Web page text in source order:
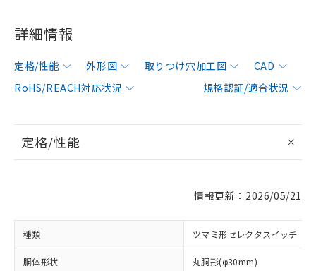
詳細情報
定格/性能 外形図 取りつけ穴加工図
CAD
RoHS/REACH対応状況
規格認証/適合状況
定格/性能
情報更新：2026/05/21
種類 ツマミ形セレクタスイッチ
胴体形状 丸胴形(φ30mm)